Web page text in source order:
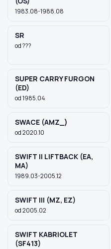
1983.08-1988.08
SR
od ???
SUPER CARRY FURGON
(ED)
od 1985.04
SWACE (AMZ_)
od 2020.10
SWIFT II LIFTBACK (EA,
MA)
1989.03-2005.12
SWIFT III (MZ, EZ)
od 2005.02
SWIFT KABRIOLET
(SF413)